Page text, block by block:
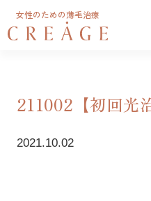
女性のための薄毛治療
211002【初回光
2021.10.02